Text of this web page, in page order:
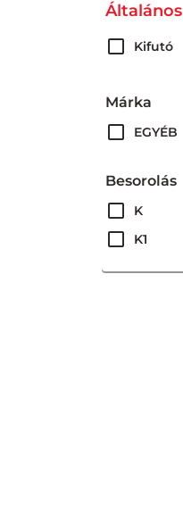
Általános
Kifutó
Márka
EGYÉB
Besorolás
K
K1